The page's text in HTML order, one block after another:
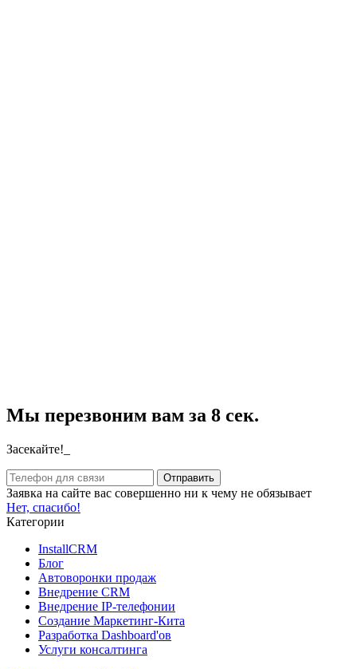
Мы перезвоним вам за 8 сек.
Засекайте!_
Заявка на сайте вас совершенно ни к чему не обязывает
Нет, спасибо!
Категории
InstallCRM
Блог
Автоворонки продаж
Внедрение CRM
Внедрение IP-телефонии
Создание Маркетинг-Кита
Разработка Dashboard'ов
Услуги консалтинга